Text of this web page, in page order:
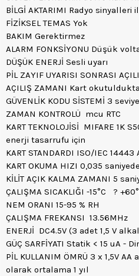
BİLGİ AKTARIMI Radyo sinyalleri
FİZİKSEL TEMAS Yok
BAKIM Gerektirmez
ALARM FONKSİYONU Düşük
DÜŞÜK ENERJİ Sesli uyarı
PİL ZAYIF UYARISI SONRASI
AÇILIŞ ZAMANI Kart
GÜVENLİK KODU SİSTEMİ 3
ZAMAN KONTROLÜ mcu RTC
KART TEKNOLOJİSİ MIFARE 1K
enerji tasarrufu için
KART STANDARDI ISO/IEC
KART OKUMA HIZI 0,035
KİLİT AÇIK KALMA ZAMANI 5
ÇALIŞMA SICAKLIĞI -15°C ?
NEM ORANI 15-95 % RH
ÇALIŞMA FREKANSI 13.56MHz
ENERJİ DC4.5V (3 adet 1,5 V
GÜÇ SARFİYATI Statik < 15 uA -
PİL KULLANIM ÖMRÜ 3 x 1,5V
olarak ortalama 1 yıl